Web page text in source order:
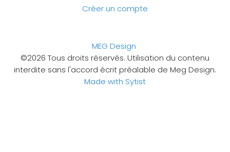
Créer un compte
MEG Design
©2026 Tous droits réservés. Utilisation du contenu
interdite sans l'accord écrit préalable de Meg Design.
Made with Sytist